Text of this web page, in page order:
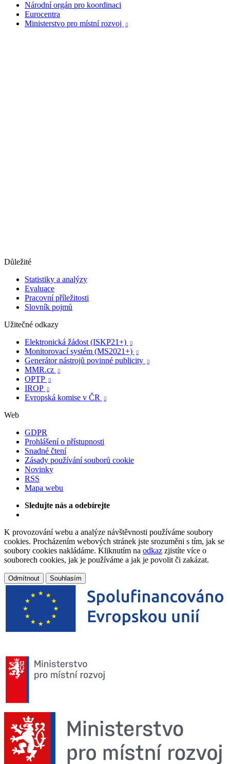
Národní orgán pro koordinaci
Eurocentra
Ministerstvo pro místní rozvoj

Důležité
Statistiky a analýzy
Evaluace
Pracovní příležitosti
Slovník pojmů
Užitečné odkazy
Elektronická žádost (ISKP21+)

Monitorovací systém (MS2021+) 
Generátor nástrojů povinné publicity 
MMR.cz 
OPTP 
IROP 
Evropská komise v ČR 
Web
GDPR
Prohlášení o přístupnosti
Snadné čtení
Zásady používání souborů cookie
Novinky
RSS
Mapa webu
Sledujte nás a odebírejte
K provozování webu a analýze návštěvnosti používáme soubory
cookies. Procházením webových stránek jste srozuměni s tím, jak se
soubory cookies nakládáme. Kliknutím na odkaz zjistíte více o
souborech cookies, jak je používáme a jak je povolit či zakázat.
Odmítnout Souhlasím